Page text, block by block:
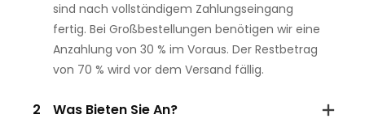
sind nach vollständigem Zahlungseingang
fertig. Bei Großbestellungen benötigen wir eine
Anzahlung von 30 % im Voraus. Der Restbetrag
von 70 % wird vor dem Versand fällig.
2 Was Bieten Sie An?